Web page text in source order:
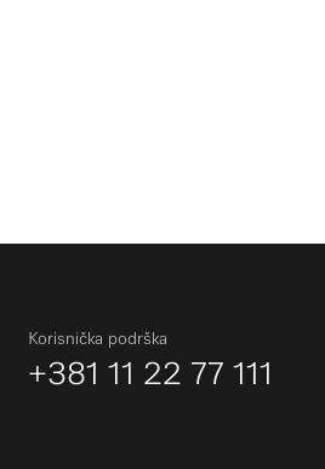
Korisnička podrška
+381 11 22 77 111